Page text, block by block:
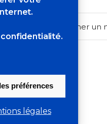
préférences
légales
Archives